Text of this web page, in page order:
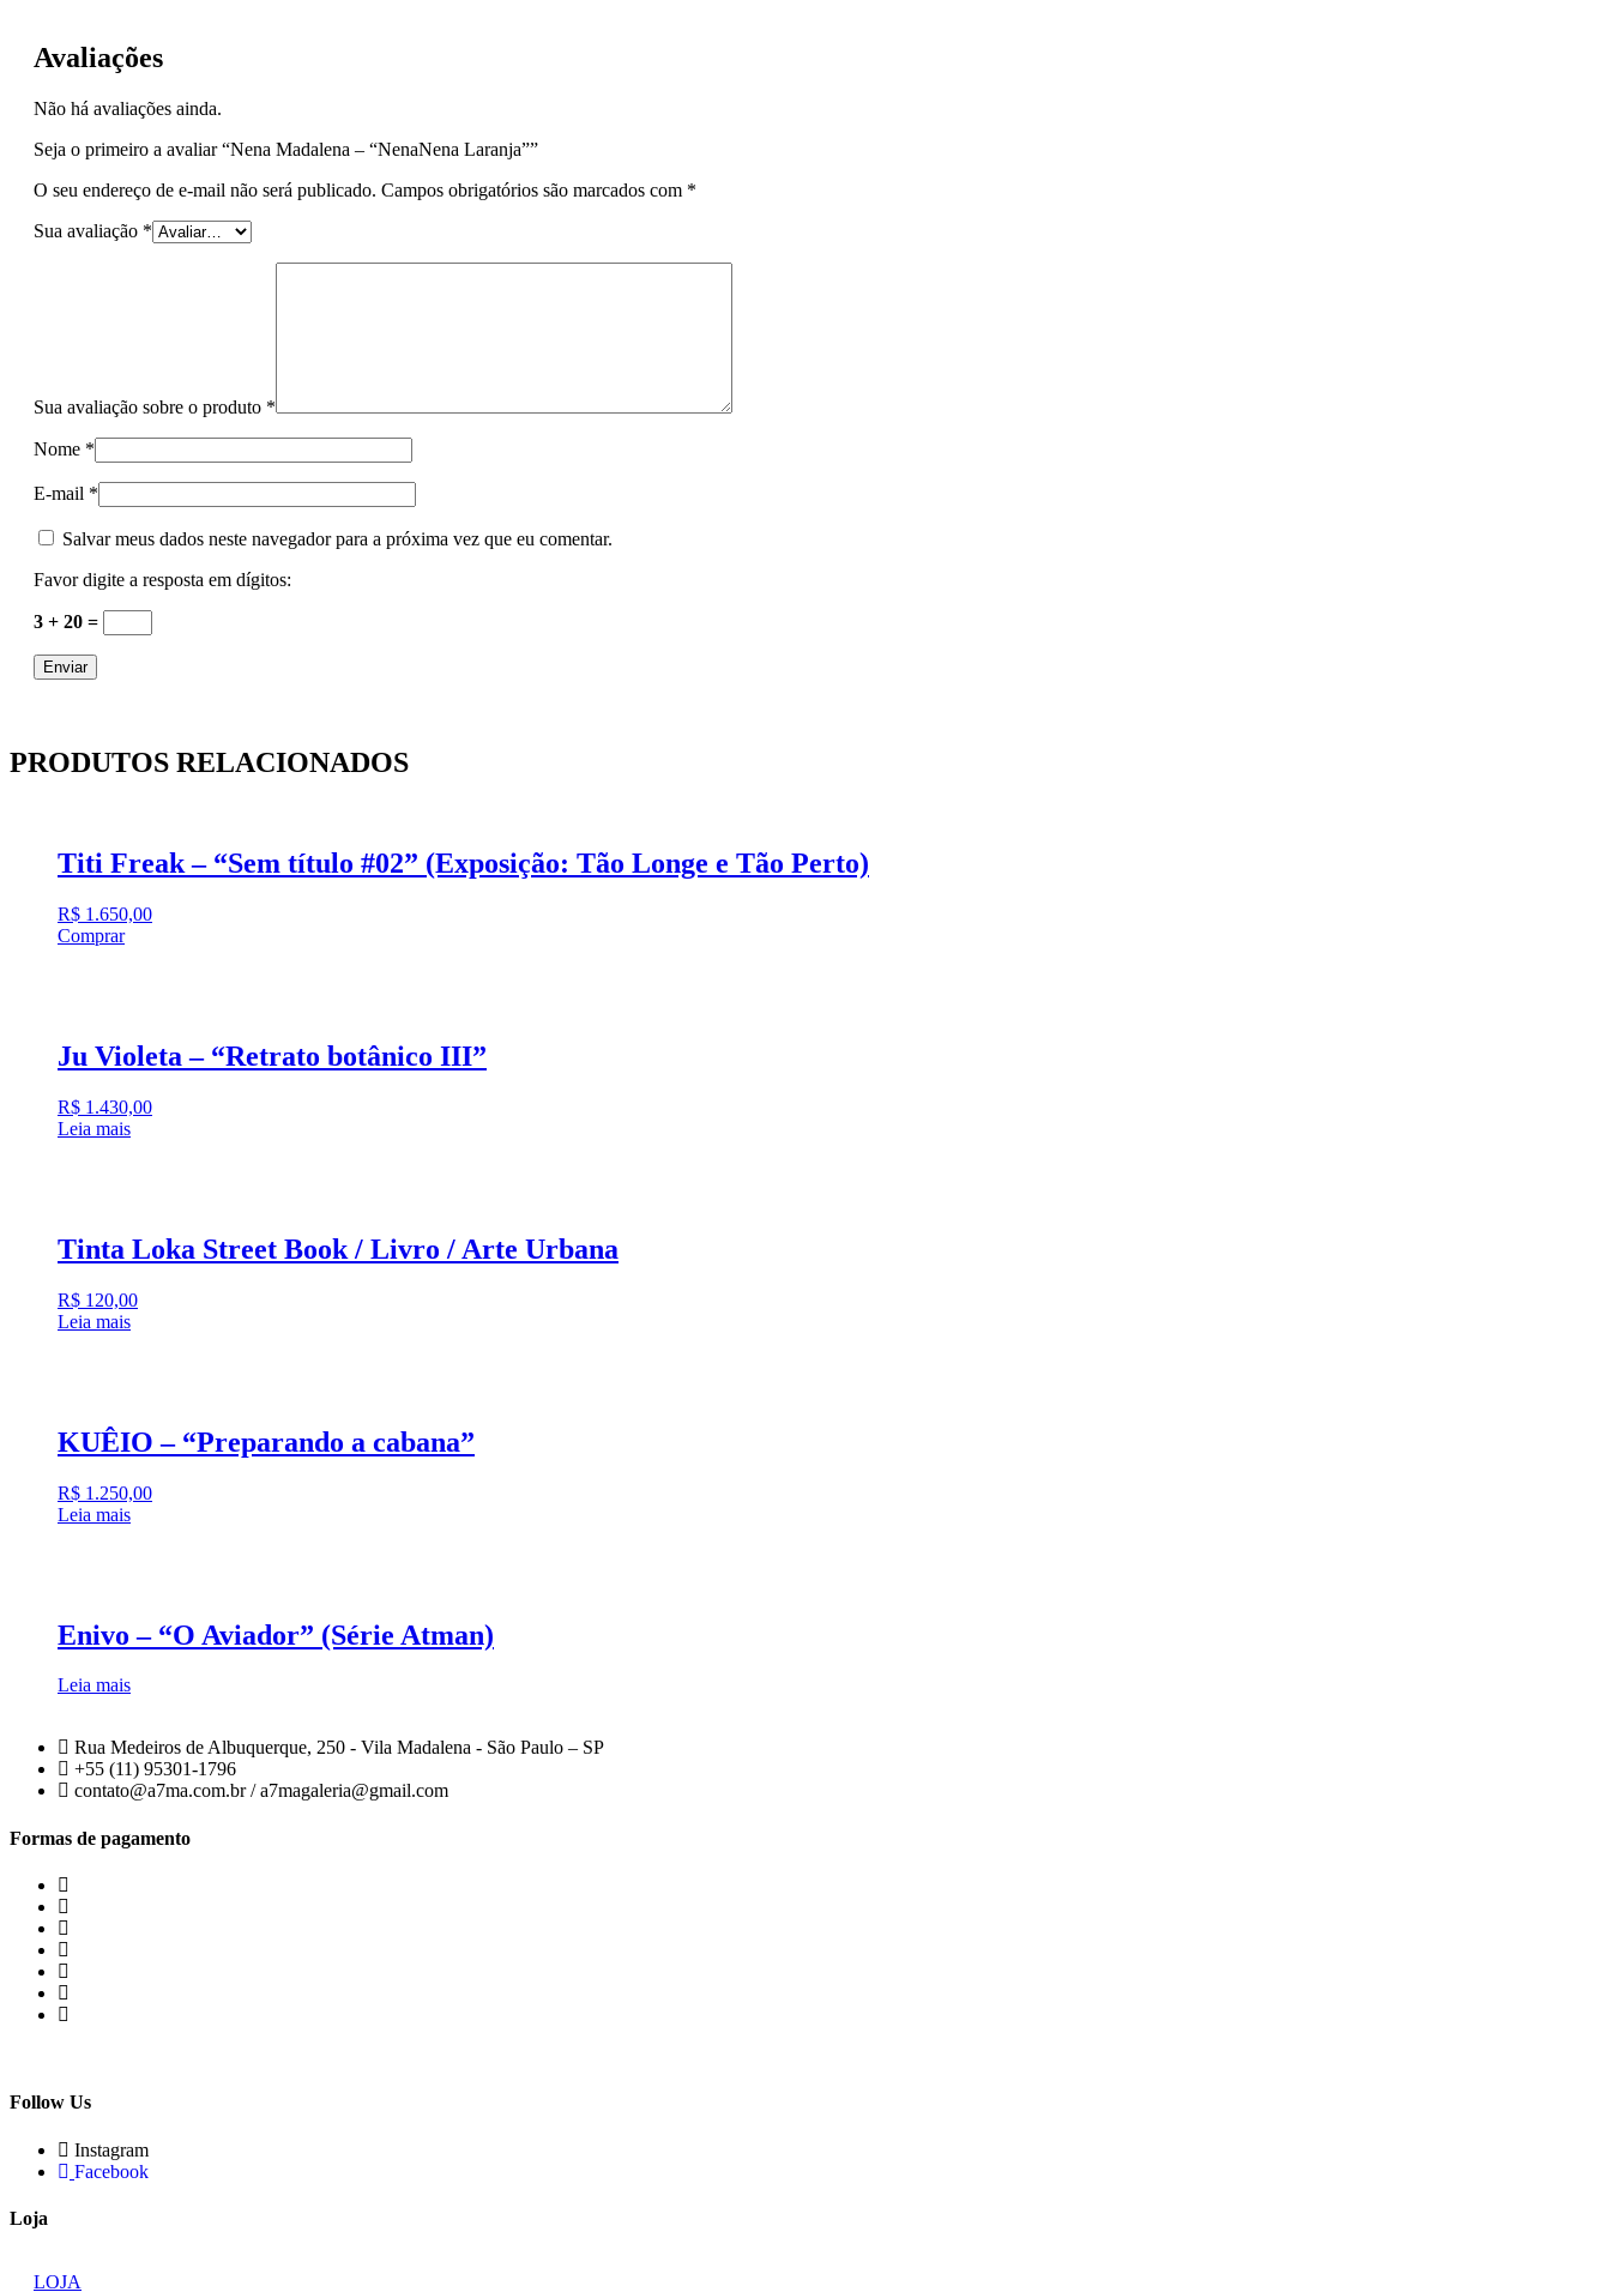
Avaliações
Não há avaliações ainda.
Seja o primeiro a avaliar “Nena Madalena – “NenaNena Laranja””
O seu endereço de e-mail não será publicado. Campos obrigatórios são marcados com *
Sua avaliação *
Sua avaliação sobre o produto *
Nome *
E-mail *
Salvar meus dados neste navegador para a próxima vez que eu comentar.
Favor digite a resposta em dígitos:
3 + 20 =
PRODUTOS RELACIONADOS
Titi Freak – “Sem título #02” (Exposição: Tão Longe e Tão Perto)
R$ 1.650,00
Comprar
Ju Violeta – “Retrato botânico III”
R$ 1.430,00
Leia mais
Tinta Loka Street Book / Livro / Arte Urbana
R$ 120,00
Leia mais
KUÊIO – “Preparando a cabana”
R$ 1.250,00
Leia mais
Enivo – “O Aviador” (Série Atman)
Leia mais
Rua Medeiros de Albuquerque, 250 - Vila Madalena - São Paulo – SP
+55 (11) 95301-1796
contato@a7ma.com.br / a7magaleria@gmail.com
Formas de pagamento
Follow Us
Instagram
Facebook
Loja
LOJA